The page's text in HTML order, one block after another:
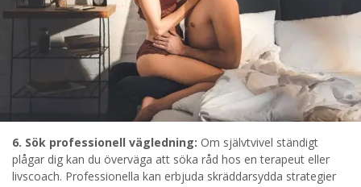
6. Sök professionell vägledning: Om självtvivel ständigt
plågar dig kan du överväga att söka råd hos en terapeut eller
livscoach. Professionella kan erbjuda skräddarsydda strategier